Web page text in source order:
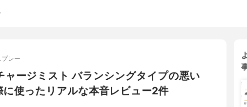
レー
ージミスト バランシングタイプの悪い
に使ったリアルな本音レビュー2件